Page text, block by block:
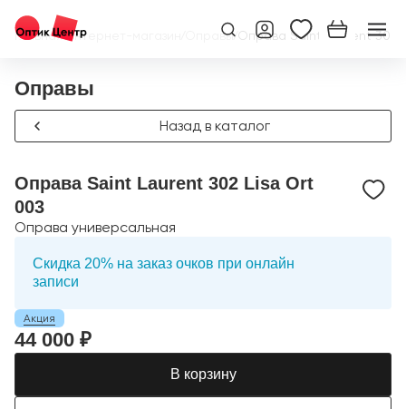
Главная/Интернет-магазин Оправы/Оправа Saint Laurent 302
Оправы
Назад в каталог
Оправа Saint Laurent 302 Lisa Ort
003
Оправа универсальная
Скидка 20% на заказ очков при онлайн
записи
Акция
44 000 ₽
В корзину